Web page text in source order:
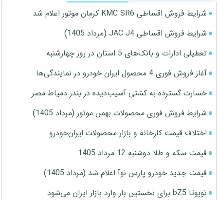
شرایط فروش اقساطی KMC SR6 کرمان موتور اعلام شد
شرایط فروش اقساطی JAC J4 (مرداد 1405)
تعطیلی ادارات و بانک‌های 5 استان در روز چهارشنبه
آغاز فروش فوری 4 محصول ایران خودرو در نمایندگی‌ها
خسارت گسترده به کشتی آسیب‌دیده در بندر دمیاط مصر
شرایط فروش فوری محصولات بهمن موتور (مرداد 1405)
اختلاف قیمت کارخانه و بازار محصولات ایران‌خودرو
قیمت سکه و طلا دوشنبه 12 مرداد 1405
قیمت جدید خودرو پارس نوآ اعلام شد (مرداد 1405)
تویوتا bZ5 برای نخستین بار وارد بازار ایران می‌شود